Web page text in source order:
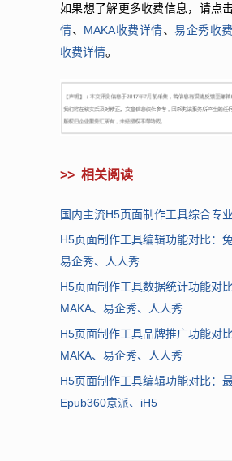
如果想了解更多收费信息，请点击
情、 MAKA收费详情、 易企秀收
收费详情。
>> 相关阅读
国内主流H5页面制作工具综合专
H5页面制作工具编辑功能对比：
易企秀、人人秀
H5页面制作工具数据统计功能对比
MAKA、易企秀、人人秀
H5页面制作工具品牌推广功能对比
MAKA、易企秀、人人秀
H5页面制作工具编辑功能对比：最
Epub360意派、iH5